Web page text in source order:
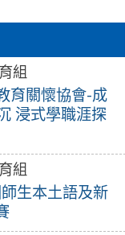
組
育關懷協會-成
浸式學職涯探
組
生本土語及新